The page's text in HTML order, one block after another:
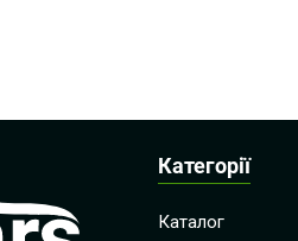
Категорії
Каталог